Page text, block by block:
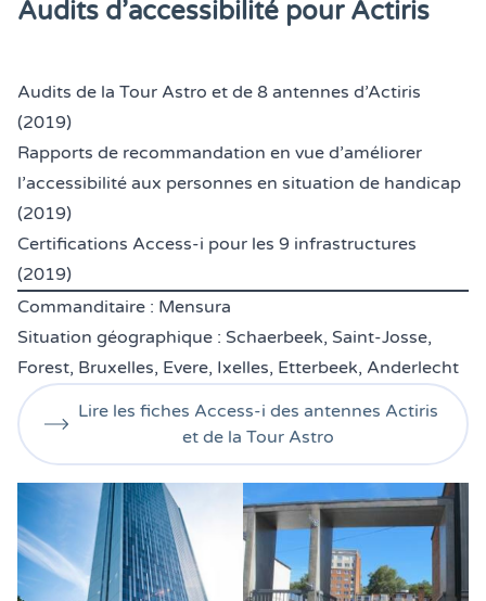
Audits d’accessibilité pour Actiris
Audits de la Tour Astro et de 8 antennes d’Actiris
(2019)
Rapports de recommandation en vue d’améliorer
l’accessibilité aux personnes en situation de handicap
(2019)
Certifications Access-i pour les 9 infrastructures
(2019)
Commanditaire : Mensura
Situation géographique : Schaerbeek, Saint-Josse,
Forest, Bruxelles, Evere, Ixelles, Etterbeek, Anderlecht
Lire les fiches Access-i des antennes Actiris
et de la Tour Astro